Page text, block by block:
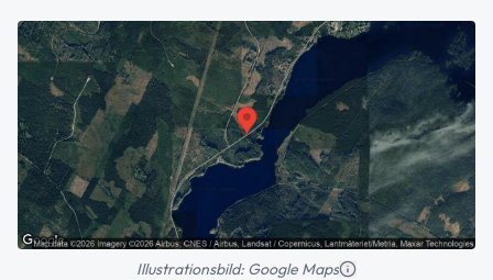
Illustrationsbild: Google Maps